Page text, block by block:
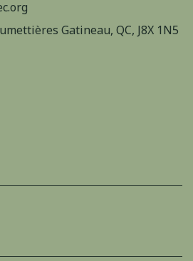
Gatineau, QC, J8X 1N5